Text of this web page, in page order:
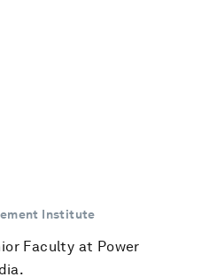
Institute
Faculty at Power